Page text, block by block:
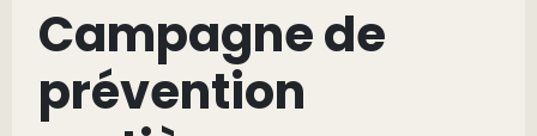
Campagne de
prévention